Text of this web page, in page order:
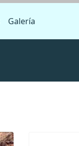
Galería